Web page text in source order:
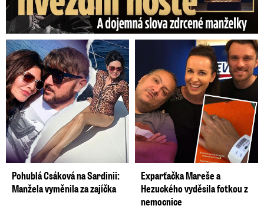
Pohublá Csáková na Sardinii:
Manžela vyměnila za zajíčka
Exparťačka Mareše a
Hezuckého vyděsila fotkou z
nemocnice